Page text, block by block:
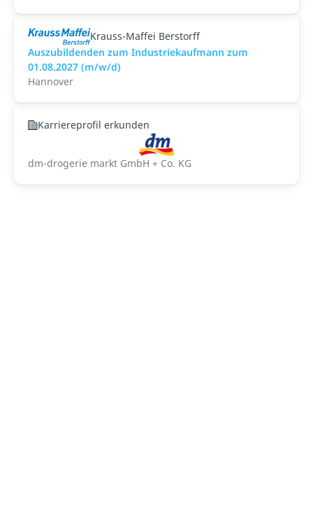
Krauss-Maffei Berstorff
Auszubildenden zum Industriekaufmann zum
01.08.2027 (m/w/d)
Hannover
Karriereprofil erkunden
dm-drogerie markt GmbH + Co. KG